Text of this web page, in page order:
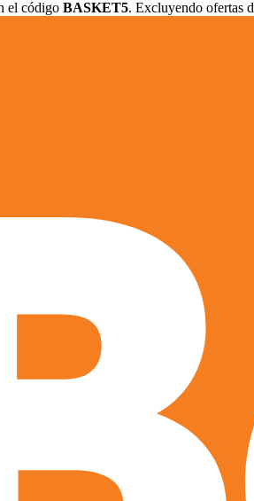
el código BASKET5. Excluyendo ofertas